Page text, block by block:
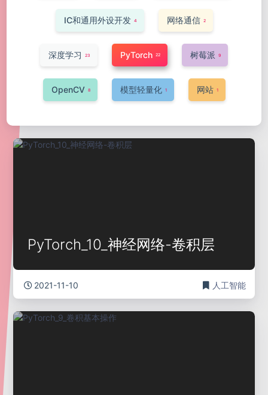
IC和通用外设开发 4 网络通信 2
深度学习 23 PyTorch 22 树莓派 9
OpenCV 8 模型轻量化 1 网站 1
PyTorch_10_神经网络-卷积层
2021-11-10 人工智能